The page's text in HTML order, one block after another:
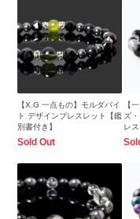
【X.G 一点もの】モルダバイ
ト デザインブレスレット【鑑
別書付き】
Sold Out
【
ズ
レ